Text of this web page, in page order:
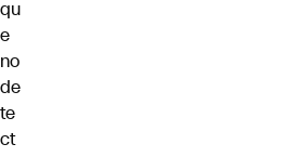
qu
e
no
de
te
ct